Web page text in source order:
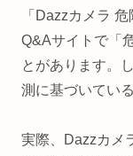
「Dazzカメラ
Q&Aサイトで「
とがあります。
測に基づいてい
実際、Dazzカメ